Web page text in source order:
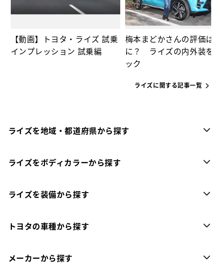
【動画】トヨタ・ライズ 試乗
インプレッション 試乗編
梅本まどかさんの評価は
に？ ライズの内外装を
ック
ライズに関する記事一覧
ライズを地域・都道府県から探す
ライズをボディカラーから探す
ライズを装備から探す
トヨタの車種から探す
メーカーから探す